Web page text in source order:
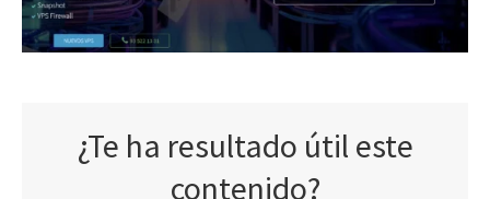
¿Te ha resultado útil este
contenido?